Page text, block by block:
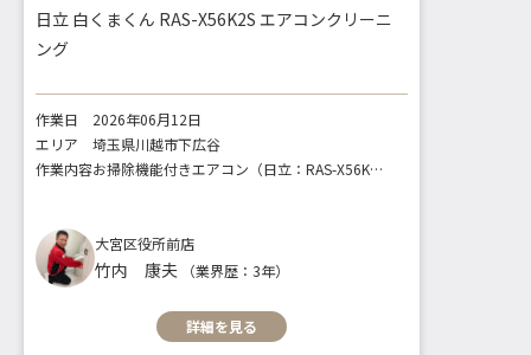
日立 白くまくん RAS-X56K2S エアコンクリーニ
ング
作業日
2026年06月12日
エリア
埼玉県川越市下広谷
作業内容
お掃除機能付きエアコン（日立：RAS-X56K2S）
大宮区役所前店
竹内 康夫 （業界歴：3年）
詳細を見る